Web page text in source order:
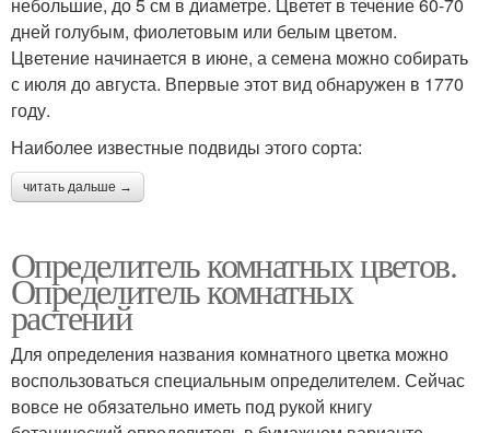
небольшие, до 5 см в диаметре. Цветет в течение 60-70
дней голубым, фиолетовым или белым цветом.
Цветение начинается в июне, а семена можно собирать
с июля до августа. Впервые этот вид обнаружен в 1770
году.
Наиболее известные подвиды этого сорта:
читать дальше →
Определитель комнатных цветов.
Определитель комнатных
растений
Для определения названия комнатного цветка можно
воспользоваться специальным определителем. Сейчас
вовсе не обязательно иметь под рукой книгу